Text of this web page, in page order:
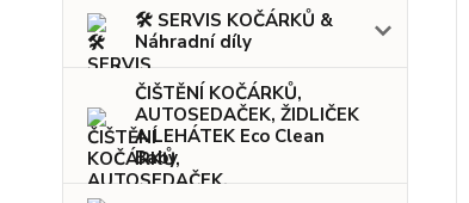
🛠️ SERVIS KOČÁRKŮ &
Náhradní díly
ČIŠTĚNÍ KOČÁRKŮ,
AUTOSEDAČEK, ŽIDLIČEK
A LEHÁTEK Eco Clean
Baby